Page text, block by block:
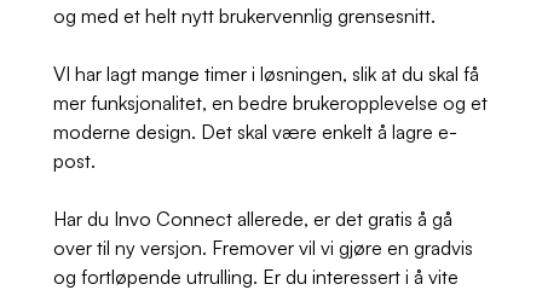
og med et helt nytt brukervennlig grensesnitt.
VI har lagt mange timer i løsningen, slik at du skal få
mer funksjonalitet, en bedre brukeropplevelse og et
moderne design. Det skal være enkelt å lagre e-
post.
Har du Invo Connect allerede, er det gratis å gå
over til ny versjon. Fremover vil vi gjøre en gradvis
og fortløpende utrulling. Er du interessert i å vite